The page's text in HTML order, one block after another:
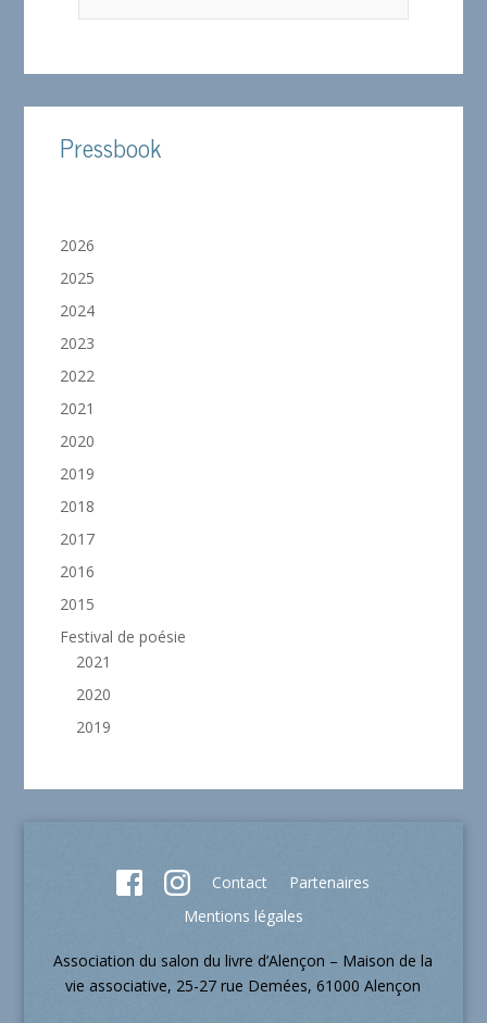
Pressbook
2026
2025
2024
2023
2022
2021
2020
2019
2018
2017
2016
2015
Festival de poésie
2021
2020
2019
Contact
Partenaires
Mentions légales
Association du salon du livre d’Alençon – Maison de la
vie associative, 25-27 rue Demées, 61000 Alençon